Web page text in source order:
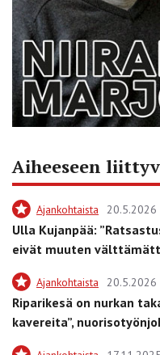
Aiheeseen
Ajankohtaista 20.5.2026
Ulla Kujanpää:
eivät muuten
Ajankohtaista 20.5.2026
Riparikesä on nurkan
kavereita”,